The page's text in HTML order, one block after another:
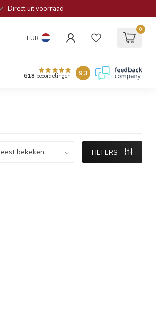
Direct uit voorraad
EUR
0
618 beoordelingen 9.3
FILTERS